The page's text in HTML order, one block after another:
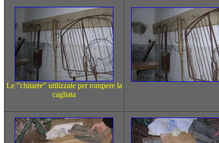
Le "chitarre" utilizzate per rompere la
cagliata